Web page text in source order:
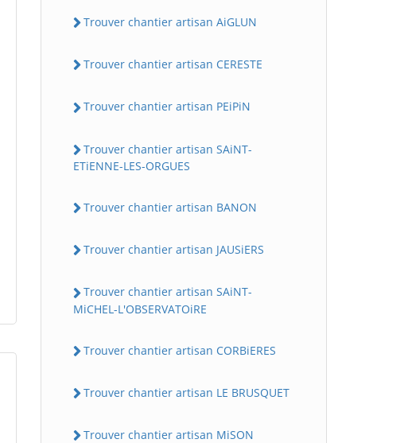
Trouver chantier artisan AiGLUN
Trouver chantier artisan CERESTE
Trouver chantier artisan PEiPiN
Trouver chantier artisan SAiNT-
ETiENNE-LES-ORGUES
Trouver chantier artisan BANON
Trouver chantier artisan JAUSiERS
Trouver chantier artisan SAiNT-
MiCHEL-L'OBSERVATOiRE
Trouver chantier artisan CORBiERES
Trouver chantier artisan LE BRUSQUET
Trouver chantier artisan MiSON